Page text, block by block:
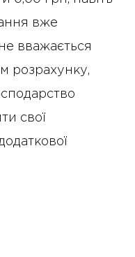
вже
вважається
розрахунку,
свої